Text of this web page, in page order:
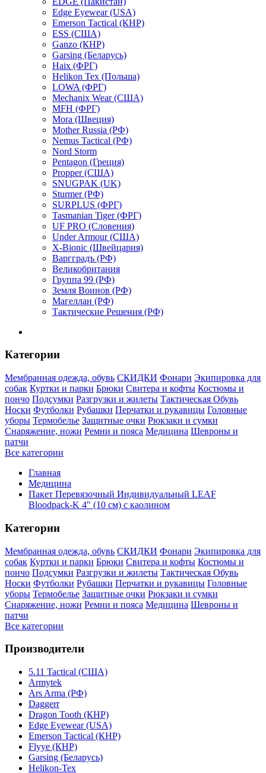
Edge Eyewear (USA)
Emerson Tactical (КНР)
ESS (США)
Ganzo (КНР)
Garsing (Беларусь)
Haix (ФРГ)
Helikon Tex (Польша)
LOWA (ФРГ)
Mechanix Wear (США)
MFH (ФРГ)
Mora (Швеция)
Mother Russia (РФ)
Nemus Tactical (РФ)
Nord Storm
Pentagon (Греция)
Propper (США)
SNUGPAK (UK)
Sturmer (РФ)
SURPLUS (ФРГ)
Tasmanian Tiger (ФРГ)
UF PRO (Словения)
Under Armour (США)
X-Bionic (Швейцария)
Варгградъ (РФ)
Великобритания
Группа 99 (РФ)
Земля Воинов (РФ)
Магеллан (РФ)
Тактические Решения (РФ)
Категории
Мембранная одежда, обувь СКИДКИ Фонари Экипировка для
собак Куртки и парки Брюки Свитера и кофты Костюмы и
пончо Подсумки Разгрузки и жилеты Тактическая Обувь
Носки Футболки Рубашки Перчатки и рукавицы Головные
уборы Термобелье Защитные очки Рюкзаки и сумки
Снаряжение, ножи Ремни и пояса Медицина Шевроны и
патчи
Все категории
Главная
Медицина
Пакет Перевязочный Индивидуальный LEAF
Bloodpack-K 4" (10 см) с каолином
Категории
Мембранная одежда, обувь СКИДКИ Фонари Экипировка для
собак Куртки и парки Брюки Свитера и кофты Костюмы и
пончо Подсумки Разгрузки и жилеты Тактическая Обувь
Носки Футболки Рубашки Перчатки и рукавицы Головные
уборы Термобелье Защитные очки Рюкзаки и сумки
Снаряжение, ножи Ремни и пояса Медицина Шевроны и
патчи
Все категории
Производители
5.11 Tactical (США)
Armytek
Ars Arma (РФ)
Daggerr
Dragon Tooth (КНР)
Edge Eyewear (USA)
Emerson Tactical (КНР)
Flyye (КНР)
Garsing (Беларусь)
Helikon-Tex